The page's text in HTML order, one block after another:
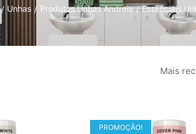
/ Unhas / Produtos Unhas Andreia / Essenciais
Mais
PROMOÇÃO!